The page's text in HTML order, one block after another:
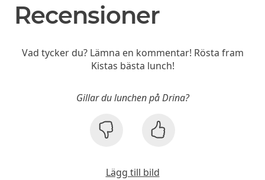
Recensioner
Vad tycker du? Lämna en kommentar! Rösta fram
Kistas bästa lunch!
Gillar du lunchen på Drina?
Lägg till bild